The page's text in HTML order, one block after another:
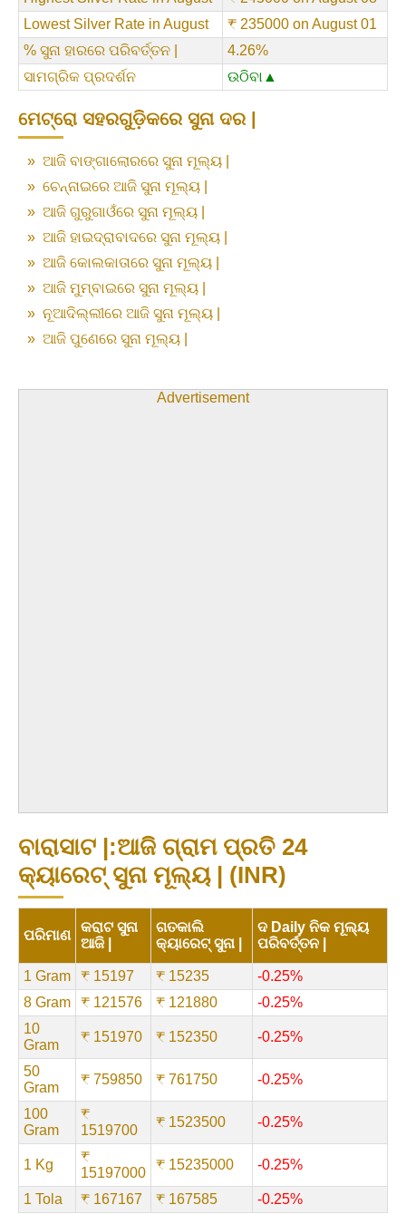
Lowest Silver Rate in August
₹ 235000 on August 01
% ସୁନା ହାରରେ ପରିବର୍ତ୍ତନ |
4.26%
ସାମଗ୍ରିକ ପ୍ରଦର୍ଶନ
ଉଠିବା▲
ମେଟ୍ରୋ ସହରଗୁଡ଼ିକରେ ସୁନା ଦର |
» ଆଜି ବାଙ୍ଗାଲୋରରେ ସୁନା ମୂଲ୍ୟ |
» ଚେନ୍ନାଇରେ ଆଜି ସୁନା ମୂଲ୍ୟ |
» ଆଜି ଗୁରୁଗାଓଁରେ ସୁନା ମୂଲ୍ୟ |
» ଆଜି ହାଇଦ୍ରାବାଦରେ ସୁନା ମୂଲ୍ୟ |
» ଆଜି କୋଲକାତାରେ ସୁନା ମୂଲ୍ୟ |
» ଆଜି ମୁମ୍ବାଇରେ ସୁନା ମୂଲ୍ୟ |
» ନୂଆଦିଲ୍ଲୀରେ ଆଜି ସୁନା ମୂଲ୍ୟ |
» ଆଜି ପୁଣେରେ ସୁନା ମୂଲ୍ୟ |
Advertisement
ବାରାସାଟ |:ଆଜି ଗ୍ରାମ ପ୍ରତି 24
କ୍ୟାରେଟ୍ ସୁନା ମୂଲ୍ୟ | (INR)
ପରିମାଣ
କରାଟ ସୁନା
ଆଜି |
ଗତକାଲି
କ୍ୟାରେଟ୍ ସୁନା |
ଦ Daily ନିକ ମୂଲ୍ୟ
ପରିବର୍ତ୍ତନ |
1 Gram ₹ 15197 ₹ 15235
-0.25%
8 Gram
₹ 121576 ₹ 121880
-0.25%
10
Gram
₹ 151970 ₹ 152350 -0.25%
50
Gram
₹ 759850 ₹ 761750 -0.25%
100
Gram
₹
1519700
₹ 1523500 -0.25%
1 Kg
₹
15197000
₹ 15235000 -0.25%
1 Tola ₹ 167167 ₹ 167585 -0.25%